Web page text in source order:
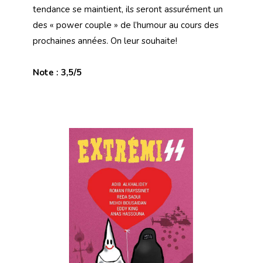
tendance se maintient, ils seront assurément un
des « power couple » de l’humour au cours des
prochaines années. On leur souhaite!
Note : 3,5/5